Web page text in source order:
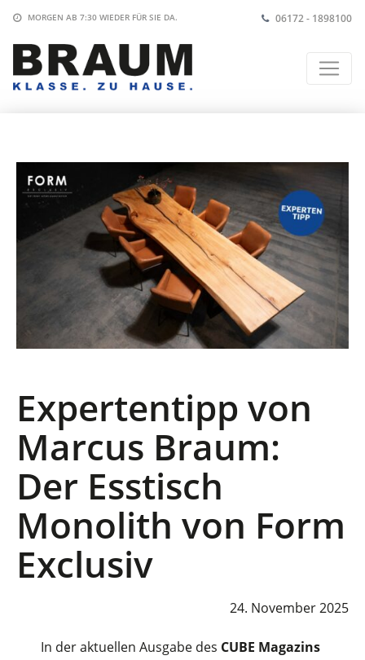
MORGEN AB 7:30 WIEDER FÜR SIE DA. 06172 - 1898100
Expertentipp von
Marcus Braum:
Der Esstisch
Monolith von Form
Exclusiv
24. November 2025
In der aktuellen Ausgabe des CUBE Magazins